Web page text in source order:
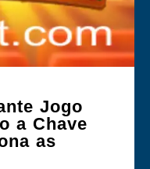
Jogo
a Chave
as